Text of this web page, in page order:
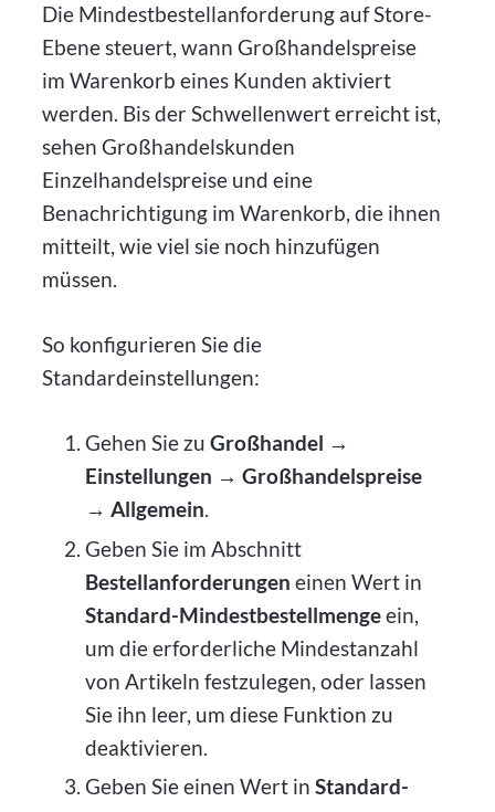
Die Mindestbestellanforderung auf Store-
Ebene steuert, wann Großhandelspreise
im Warenkorb eines Kunden aktiviert
werden. Bis der Schwellenwert erreicht ist,
sehen Großhandelskunden
Einzelhandelspreise und eine
Benachrichtigung im Warenkorb, die ihnen
mitteilt, wie viel sie noch hinzufügen
müssen.
So konfigurieren Sie die
Standardeinstellungen:
Gehen Sie zu Großhandel →
Einstellungen → Großhandelspreise
→ Allgemein.
Geben Sie im Abschnitt
Bestellanforderungen einen Wert in
Standard-Mindestbestellmengeein,
um die erforderliche Mindestanzahl
von Artikeln festzulegen, oder lassen
Sie ihn leer, um diese Funktion zu
deaktivieren.
Geben Sie einen Wert in Standard-